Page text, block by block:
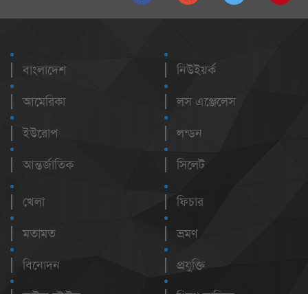
বাংলাদেশ
আমেরিকা
ইউরোপ
আন্তর্জাতিক
নিউইয়র্ক
লস এঞ্জেলেস
লন্ডন
সিলেট
খেলা
মতামত
বিনোদন
ফিচার
ভ্রমণ
প্রযুক্তি